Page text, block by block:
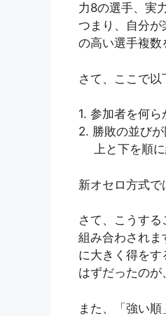
力8の選手、実
つまり、自分が
の高い選手複数
さて、ここで以
1. 参加者を何
2. 勝敗の並び
上と下を順に
新オセロ方式で
さて、こうす
組み合わされま
に大きく得を
はずだったのが
また、「強い